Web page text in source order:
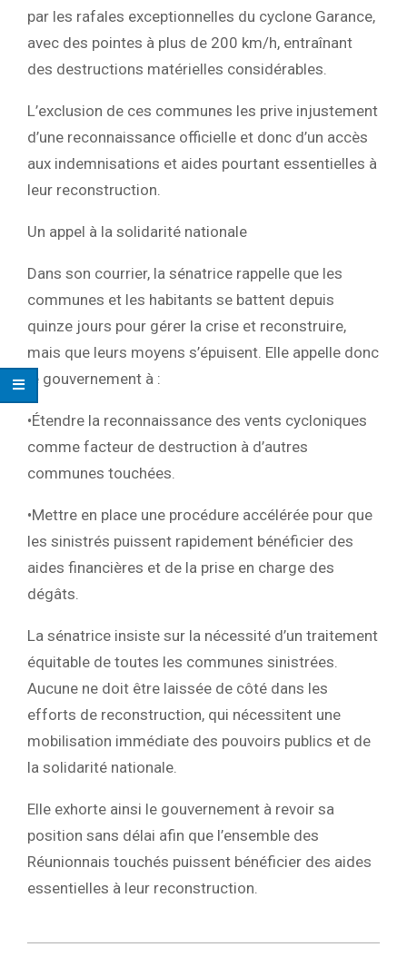
par les rafales exceptionnelles du cyclone Garance,
avec des pointes à plus de 200 km/h, entraînant
des destructions matérielles considérables.
L’exclusion de ces communes les prive injustement
d’une reconnaissance officielle et donc d’un accès
aux indemnisations et aides pourtant essentielles à
leur reconstruction.
Un appel à la solidarité nationale
Dans son courrier, la sénatrice rappelle que les
communes et les habitants se battent depuis
quinze jours pour gérer la crise et reconstruire,
mais que leurs moyens s’épuisent . Elle appelle donc
le gouvernement à :
•Étendre la reconnaissance des vents cycloniques
comme facteur de destruction à d’autres
communes touchées.
•Mettre en place une procédure accélérée pour que
les sinistrés puissent rapidement bénéficier des
aides financières et de la prise en charge des
dégâts.
La sénatrice insiste sur la nécessité d’un traitement
équitable de toutes les communes sinistrées
Aucune ne doit être laissée de côté dans les
efforts de reconstruction, qui nécessitent une
mobilisation immédiate des pouvoirs publics et de
la solidarité nationale.
Elle exhorte ainsi le gouvernement à revoir sa
position sans délai afin que l’ensemble des
Réunionnais touchés puissent bénéficier des aides
essentielles à leur reconstruction.